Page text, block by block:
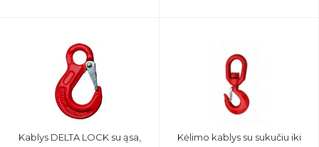
Kablys DELTA LOCK su ąsa,
Kėlimo kablys su sukučiu iki